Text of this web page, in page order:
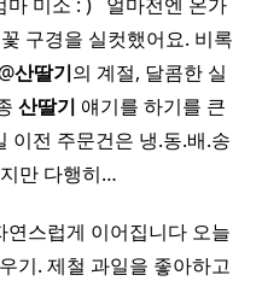
구경을 실컷했어요. 비록
산딸기의 계절, 달콤한 실
산딸기 얘기를 하기를 큰
이전 주문건은 냉.동.배.송
만 다행히…
연스럽게 이어집니다 오늘
기. 제철 과일을 좋아하고